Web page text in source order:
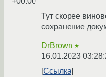
Тут скорее
сохранение
DrBrown ★
16.01.2023
Ссылка